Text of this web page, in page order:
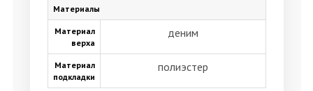
Материалы
Материал
верха
деним
Материал
подкладки
полиэстер